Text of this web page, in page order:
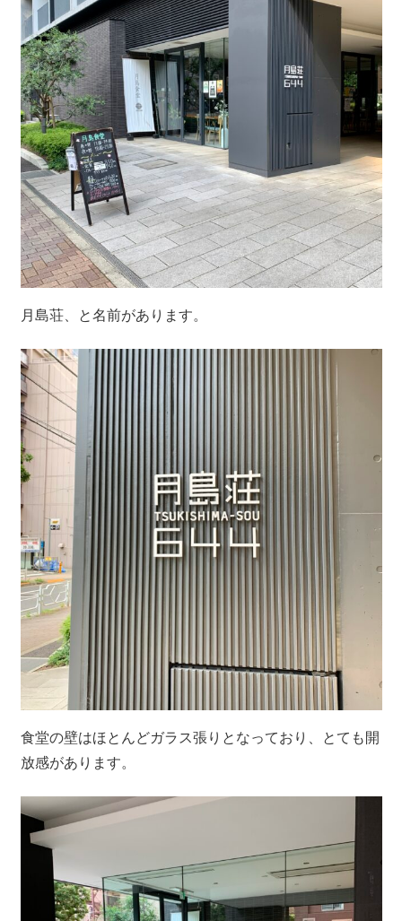
月島荘、と名前があります。
食堂の壁はほとんどガラス張りとなっており、とても開
放感があります。